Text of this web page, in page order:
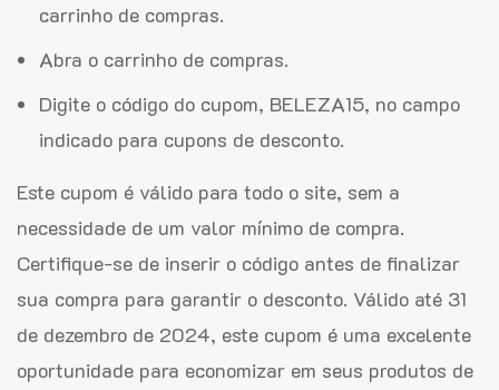
carrinho de compras.
Abra o carrinho de compras.
Digite o código do cupom, BELEZA15, no campo
indicado para cupons de desconto.
Este cupom é válido para todo o site, sem a
necessidade de um valor mínimo de compra.
Certifique-se de inserir o código antes de finalizar
sua compra para garantir o desconto. Válido até 31
de dezembro de 2024, este cupom é uma excelente
oportunidade para economizar em seus produtos de